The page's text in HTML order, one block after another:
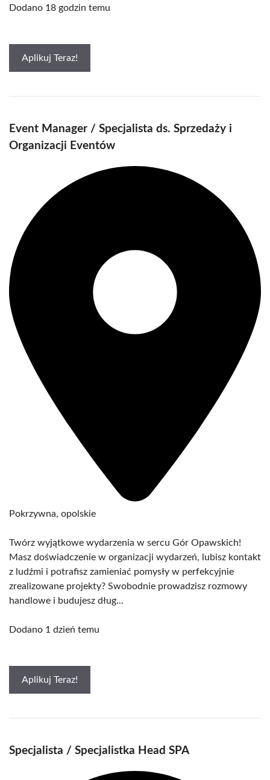
Dodano 18 godzin temu
Aplikuj Teraz!
Event Manager / Specjalista ds. Sprzedaży i
Organizacji Eventów
Pokrzywna, opolskie
Twórz wyjątkowe wydarzenia w sercu Gór Opawskich!
Masz doświadczenie w organizacji wydarzeń, lubisz kontakt
z ludźmi i potrafisz zamieniać pomysły w perfekcyjnie
zrealizowane projekty? Swobodnie prowadzisz rozmowy
handlowe i budujesz dług...
Dodano 1 dzień temu
Aplikuj Teraz!
Specjalista / Specjalistka Head SPA